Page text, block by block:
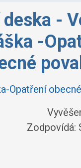
-
-
Opatření
Zodpovídá: